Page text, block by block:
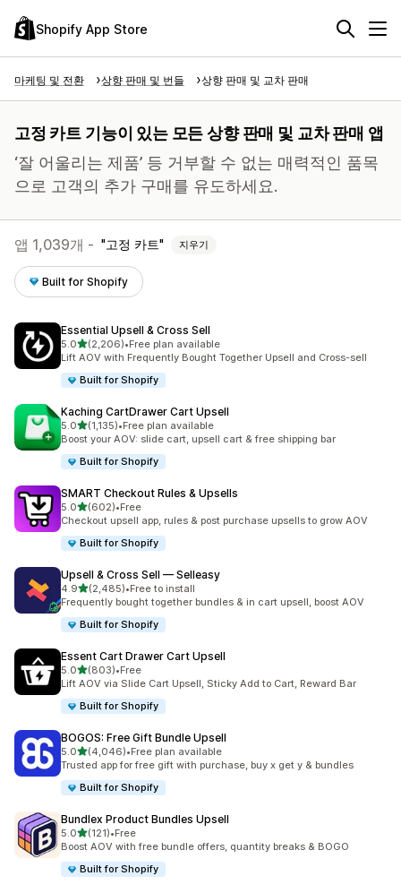
Shopify App Store
마케팅 및 전환 상향 판매 및 번들 상향 판매 및 교차 판매
고정 카트 기능이 있는 모든 상향 판매 및 교차 판매 앱
‘잘 어울리는 제품’ 등 거부할 수 없는 매력적인 품목
으로 고객의 추가 구매를 유도하세요.
앱 1,039개 - 고정 카트 지우기
Built for Shopify
Essential Upsell & Cross Sell
5.0별 5개 중
(2,206)
총 리뷰 2206개
•Free plan available
Lift AOV with Frequently Bought Together Upsell and Cross-sell
Built for Shopify
Kaching CartDrawer Cart Upsell
5.0별 5개 중
(1,135)
총 리뷰 1135개
•Free plan available
Boost your AOV: slide cart, upsell cart & free shipping bar
Built for Shopify
SMART Checkout Rules & Upsells
5.0별 5개 중
(602)
총 리뷰 602개
•Free
Checkout upsell app, rules & post purchase upsells to grow AOV
Built for Shopify
Upsell & Cross Sell — Selleasy
4.9별 5개 중
(2,485)
총 리뷰 2485개
•Free to install
Frequently bought together bundles & in cart upsell, boost AOV
Built for Shopify
Essent Cart Drawer Cart Upsell
5.0별 5개 중
(803)
총 리뷰 803개
•Free
Lift AOV via Slide Cart Upsell, Sticky Add to Cart, Reward Bar
Built for Shopify
BOGOS: Free Gift Bundle Upsell
5.0별 5개 중
(4,046)
총 리뷰 4046개
•Free plan available
Trusted app for free gift with purchase, buy x get y & bundles
Built for Shopify
Bundlex Product Bundles Upsell
5.0별 5개 중
(121)
총 리뷰 121개
•Free
Boost AOV with free bundle offers, quantity breaks & BOGO
Built for Shopify